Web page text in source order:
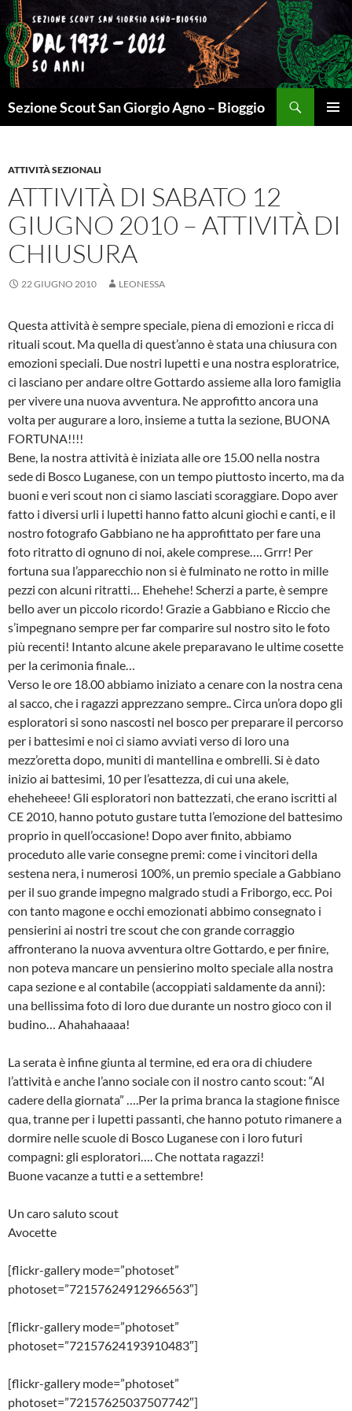
Sezione Scout San Giorgio Agno – Bioggio
ATTIVITÀ SEZIONALI
ATTIVITÀ DI SABATO 12
GIUGNO 2010 – ATTIVITÀ DI
CHIUSURA
22 GIUGNO 2010 LEONESSA
Questa attività è sempre speciale, piena di emozioni e ricca di
rituali scout. Ma quella di quest’anno è stata una chiusura con
emozioni speciali. Due nostri lupetti e una nostra esploratrice,
ci lasciano per andare oltre Gottardo assieme alla loro famiglia
per vivere una nuova avventura. Ne approfitto ancora una
volta per augurare a loro, insieme a tutta la sezione, BUONA
FORTUNA!!!!
Bene, la nostra attività è iniziata alle ore 15.00 nella nostra
sede di Bosco Luganese, con un tempo piuttosto incerto, ma da
buoni e veri scout non ci siamo lasciati scoraggiare. Dopo aver
fatto i diversi urli i lupetti hanno fatto alcuni giochi e canti, e il
nostro fotografo Gabbiano ne ha approfittato per fare una
foto ritratto di ognuno di noi, akele comprese…. Grrr! Per
fortuna sua l’apparecchio non si è fulminato ne rotto in mille
pezzi con alcuni ritratti… Ehehehe! Scherzi a parte, è sempre
bello aver un piccolo ricordo! Grazie a Gabbiano e Riccio che
s’impegnano sempre per far comparire sul nostro sito le foto
più recenti! Intanto alcune akele preparavano le ultime cosette
per la cerimonia finale…
Verso le ore 18.00 abbiamo iniziato a cenare con la nostra cena
al sacco, che i ragazzi apprezzano sempre.. Circa un’ora dopo gli
esploratori si sono nascosti nel bosco per preparare il percorso
per i battesimi e noi ci siamo avviati verso di loro una
mezz’oretta dopo, muniti di mantellina e ombrelli. Si è dato
inizio ai battesimi, 10 per l’esattezza, di cui una akele,
eheheheee! Gli esploratori non battezzati, che erano iscritti al
CE 2010, hanno potuto gustare tutta l’emozione del battesimo
proprio in quell’occasione! Dopo aver finito, abbiamo
proceduto alle varie consegne premi: come i vincitori della
sestena nera, i numerosi 100%, un premio speciale a Gabbiano
per il suo grande impegno malgrado studi a Friborgo, ecc. Poi
con tanto magone e occhi emozionati abbimo consegnato i
pensierini ai nostri tre scout che con grande corraggio
affronterano la nuova avventura oltre Gottardo, e per finire,
non poteva mancare un pensierino molto speciale alla nostra
capa sezione e al contabile (accoppiati saldamente da anni):
una bellissima foto di loro due durante un nostro gioco con il
budino… Ahahahaaaa!
La serata è infine giunta al termine, ed era ora di chiudere
l’attività e anche l’anno sociale con il nostro canto scout: “Al
cadere della giornata” ….Per la prima branca la stagione finisce
qua, tranne per i lupetti passanti, che hanno potuto rimanere a
dormire nelle scuole di Bosco Luganese con i loro futuri
compagni: gli esploratori…. Che nottata ragazzi!
Buone vacanze a tutti e a settembre!
Un caro saluto scout
Avocette
[flickr-gallery mode=”photoset”
photoset=”72157624912966563″]
[flickr-gallery mode=”photoset”
photoset=”72157624193910483″]
[flickr-gallery mode=”photoset”
photoset=”72157625037507742″]